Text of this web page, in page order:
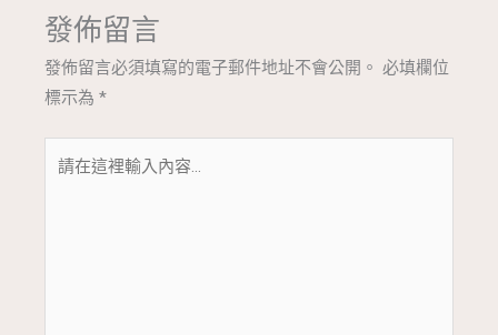
發佈留言
發佈留言必須填寫的電子郵件地址不會公開。 必填欄位
標示為*